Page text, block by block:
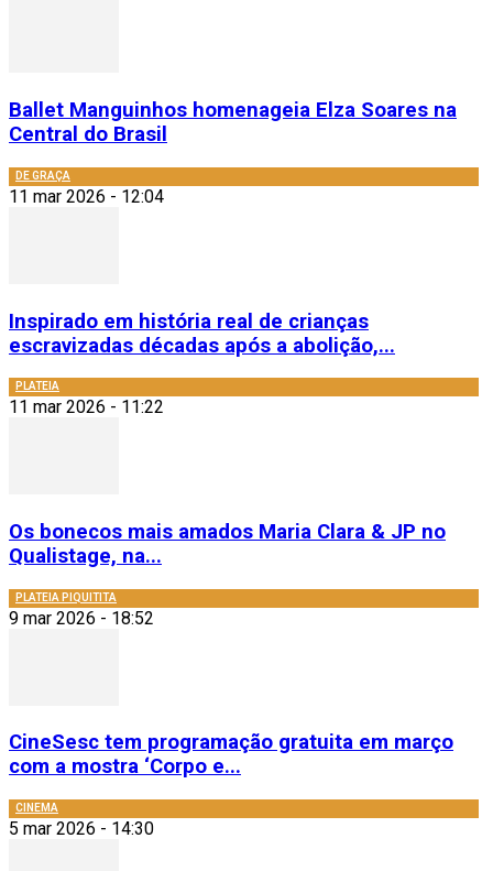
Ballet Manguinhos homenageia Elza Soares na
Central do Brasil
DE GRAÇA
11 mar 2026 - 12:04
Inspirado em história real de crianças
escravizadas décadas após a abolição,...
PLATEIA
11 mar 2026 - 11:22
Os bonecos mais amados Maria Clara & JP no
Qualistage, na...
PLATEIA PIQUITITA
9 mar 2026 - 18:52
CineSesc tem programação gratuita em março
com a mostra ‘Corpo e...
CINEMA
5 mar 2026 - 14:30